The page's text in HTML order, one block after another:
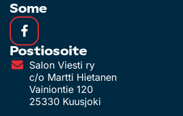
Some
Postiosoite
Salon Viesti ry
c/o Martti Hietanen
Vainiontie 120
25330 Kuusjoki